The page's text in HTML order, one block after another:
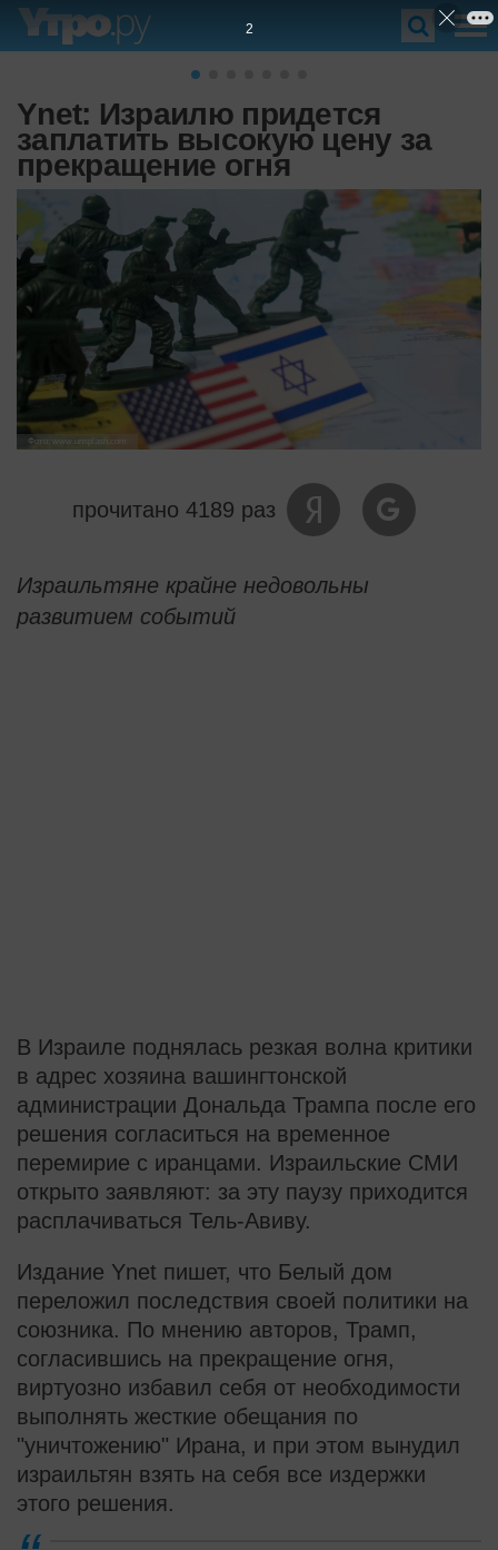
Ynet: Израилю придется
заплатить высокую цену за
прекращение огня
Фото: www.unsplash.com
прочитано 4189 раз
Израильтяне крайне недовольны
развитием событий
В Израиле поднялась резкая волна критики
в адрес хозяина вашингтонской
администрации Дональда Трампа после его
решения согласиться на временное
перемирие с иранцами. Израильские СМИ
открыто заявляют: за эту паузу приходится
расплачиваться Тель-Авиву.
Издание Ynet пишет, что Белый дом
переложил последствия своей политики на
союзника. По мнению авторов, Трамп,
согласившись на прекращение огня,
виртуозно избавил себя от необходимости
выполнять жесткие обещания по
"уничтожению" Ирана, и при этом вынудил
израильтян взять на себя все издержки
этого решения.
1